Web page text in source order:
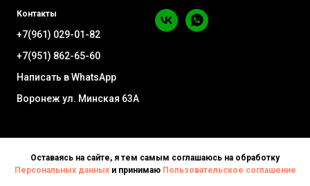
Контакты
+7(961) 029-01-82
+7(951) 862-65-60
Написать в WhatsApp
Воронеж ул. Минская 63А
Оставаясь на сайте, я тем самым соглашаюсь на обработку
Персональных данныхи принимаю Пользовательское соглашение